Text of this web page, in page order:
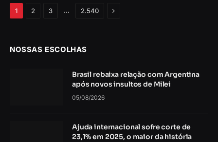
1 2 3 … 2.540 Próximo
NOSSAS ESCOLHAS
Brasil rebaixa relação com Argentina
após novos insultos de Milei
05/08/2026
Ajuda internacional sofre corte de
23,1% em 2025, o maior da história